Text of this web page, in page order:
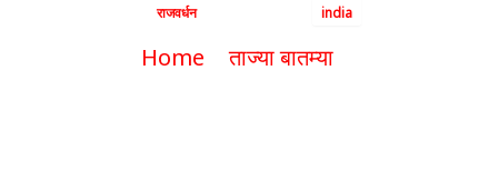
Byराजवर्धन india
Home
ताज्या बातम्या